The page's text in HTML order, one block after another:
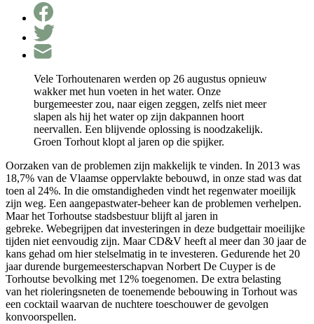
Vele Torhoutenaren werden op 26 augustus opnieuw
wakker met hun voeten in het water. Onze
burgemeester zou, naar eigen zeggen, zelfs niet meer
slapen als hij het water op zijn dakpannen hoort
neervallen. Een blijvende oplossing is noodzakelijk.
Groen Torhout klopt al jaren op die spijker.
Oorzaken van de problemen zijn makkelijk te vinden. In 2013 was
18,7% van de Vlaamse oppervlakte bebouwd, in onze stad was dat
toen al 24%. In die omstandigheden vindt het regenwater moeilijk
zijn weg. Een aangepastwater-beheer kan de problemen verhelpen.
Maar het Torhoutse stadsbestuur blijft al jaren in
gebreke. Webegrijpen dat investeringen in deze budgettair moeilijke
tijden niet eenvoudig zijn. Maar CD&V heeft al meer dan 30 jaar de
kans gehad om hier stelselmatig in te investeren. Gedurende het 20
jaar durende burgemeesterschapvan Norbert De Cuyper is de
Torhoutse bevolking met 12% toegenomen. De extra belasting
van het rioleringsneten de toenemende bebouwing in Torhout was
een cocktail waarvan de nuchtere toeschouwer de gevolgen
konvoorspellen.